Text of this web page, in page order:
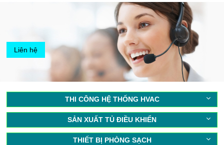
Liên hệ
THI CÔNG HỆ THỐNG HVAC
SẢN XUẤT TỦ ĐIỀU KHIỂN
THIẾT BỊ PHÒNG SẠCH